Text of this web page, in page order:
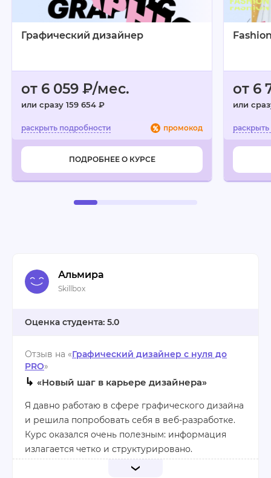
оперативная работа кураторов;
нет строгих дедлайнов;
доступность обратной связи.
Графический дизайнер
от 6 059 ₽/мес.
или сразу 159 654 ₽
промокод
ПОДРОБНЕЕ О КУРСЕ
от 6
или
Альмира
Skillbox
5.0
Отзыв на «Графический дизайнер с нуля до
PRO»
↳ «Новый шаг в карьере дизайнера»
Я давно работаю в сфере графического дизайна
и решила попробовать себя в веб-разработке.
Курс оказался очень полезным: информация
излагается четко и структурировано.